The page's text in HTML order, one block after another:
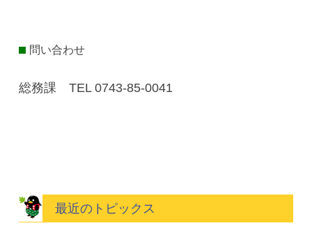
問い合わせ
総務課 TEL 0743-85-0041
最近のトピックス